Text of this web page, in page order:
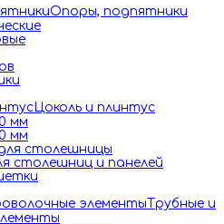
Опоры, подпятники
Цоколь и плинтус
мм
мм
столешницы
столешниц и панелей
Трубные и